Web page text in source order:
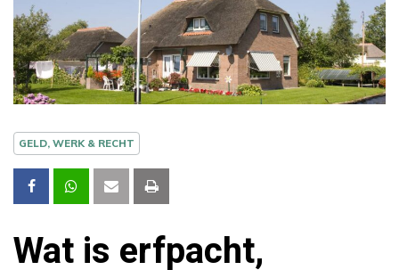
GELD, WERK & RECHT
Wat is erfpacht,